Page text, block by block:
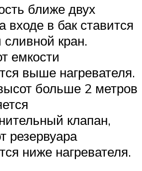
ближе двух
входе в бак ставится
сливной кран.
емкости
выше нагревателя.
больше 2 метров
клапан,
резервуара
ниже нагревателя.